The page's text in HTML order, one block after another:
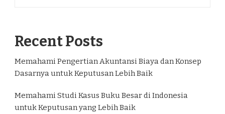
Recent Posts
Memahami Pengertian Akuntansi Biaya dan Konsep
Dasarnya untuk Keputusan Lebih Baik
Memahami Studi Kasus Buku Besar di Indonesia
untuk Keputusan yang Lebih Baik